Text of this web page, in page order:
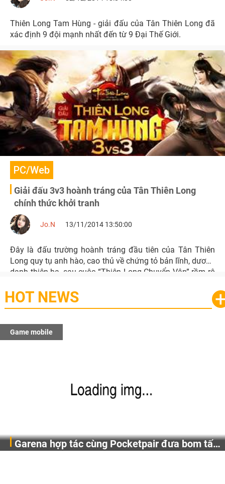
Thiên Long Tam Hùng - giải đấu của Tân Thiên Long đã
xác định 9 đội mạnh nhất đến từ 9 Đại Thế Giới.
PC/Web
Giải đấu 3v3 hoành tráng của Tân Thiên Long
chính thức khởi tranh
Jo.N 13/11/2014 13:50:00
Đây là đấu trường hoành tráng đầu tiên của Tân Thiên
Long quy tụ anh hào, cao thủ về chứng tỏ bản lĩnh, dương
danh thiên hạ, sau cuộc “Thiên Long Chuyển Vận” rầm rộ
HOT NEWS
Game mobile
Garena hợp tác cùng Pocketpair đưa bom tấn